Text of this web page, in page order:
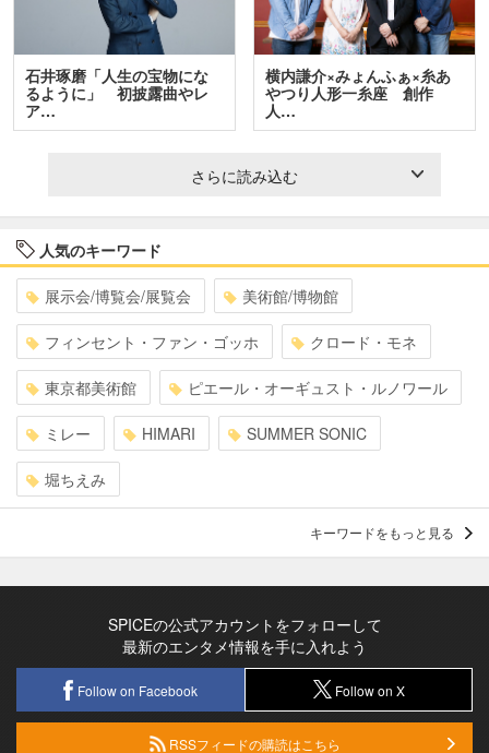
石井琢磨「人生の宝物にな
るように」 初披露曲やレ
ア…
横内謙介×みょんふぁ×糸あ
やつり人形一糸座 創作
人…
さらに読み込む
人気のキーワード
展示会/博覧会/展覧会 美術館/博物館
フィンセント・ファン・ゴッホ クロード・モネ
東京都美術館 ピエール・オーギュスト・ルノワール
ミレー HIMARI SUMMER SONIC
堀ちえみ
キーワードをもっと見る
SPICEの公式アカウントをフォローして
最新のエンタメ情報を手に入れよう
Follow on Facebook Follow on X
RSSフィードの購読はこちら